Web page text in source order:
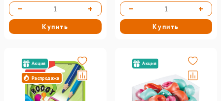
Купить Купить
Акция
Распродажа
Акция